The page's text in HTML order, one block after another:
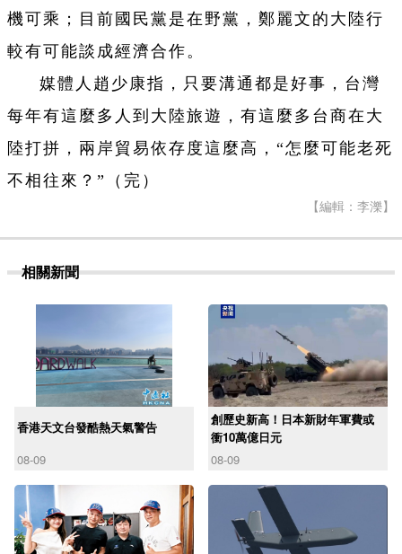
機可乘；目前國民黨是在野黨，鄭麗文的大陸行
較有可能談成經濟合作。
媒體人趙少康指，只要溝通都是好事，台灣
每年有這麼多人到大陸旅遊，有這麼多台商在大
陸打拼，兩岸貿易依存度這麼高，“怎麼可能老死
不相往來？”（完）
【編輯：李濼】
相關新聞
香港天文台發酷熱天氣警告
08-09
創歷史新高！日本新財年軍費或
衝10萬億日元
08-09